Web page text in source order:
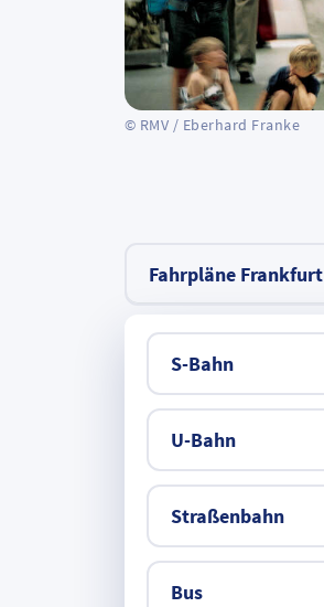
© RMV / Eberhard Franke
Fahrpläne Frankfurt
S-Bahn
U-Bahn
Straßenbahn
Bus